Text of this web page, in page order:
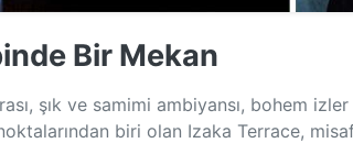
Bir Mekan
şık ve samimi ambiyansı, bohem
noktalarından biri olan Izaka Terrace,